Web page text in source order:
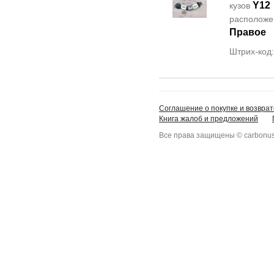
кузов Y12
Правое
Штрих-
Соглашение о покупке и
Книга жалоб и предложений
Все права защищены ©